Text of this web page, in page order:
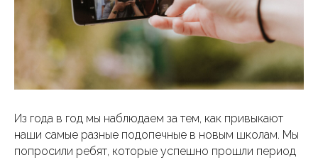
Из года в год мы наблюдаем за тем, как привыкают
наши самые разные подопечные в новым школам. Мы
попросили ребят, которые успешно прошли период